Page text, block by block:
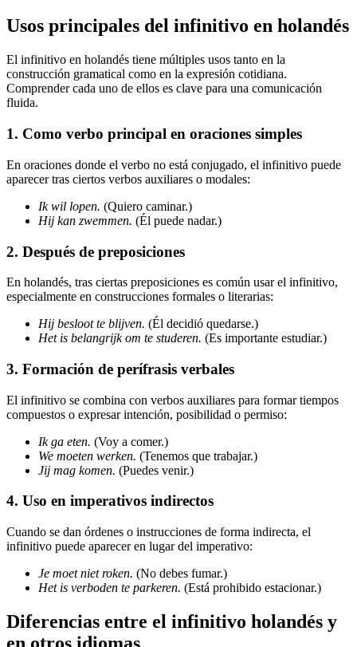
Usos principales del infinitivo en holandés
El infinitivo en holandés tiene múltiples usos tanto en la
construcción gramatical como en la expresión cotidiana.
Comprender cada uno de ellos es clave para una comunicación
fluida.
1. Como verbo principal en oraciones simples
En oraciones donde el verbo no está conjugado, el infinitivo puede
aparecer tras ciertos verbos auxiliares o modales:
Ik wil lopen. (Quiero caminar.)
Hij kan zwemmen. (Él puede nadar.)
2. Después de preposiciones
En holandés, tras ciertas preposiciones es común usar el infinitivo,
especialmente en construcciones formales o literarias:
Hij besloot te blijven. (Él decidió quedarse.)
Het is belangrijk om te studeren. (Es importante estudiar.)
3. Formación de perífrasis verbales
El infinitivo se combina con verbos auxiliares para formar tiempos
compuestos o expresar intención, posibilidad o permiso:
Ik ga eten. (Voy a comer.)
We moeten werken. (Tenemos que trabajar.)
Jij mag komen. (Puedes venir.)
4. Uso en imperativos indirectos
Cuando se dan órdenes o instrucciones de forma indirecta, el
infinitivo puede aparecer en lugar del imperativo:
Je moet niet roken. (No debes fumar.)
Het is verboden te parkeren. (Está prohibido estacionar.)
Diferencias entre el infinitivo holandés y